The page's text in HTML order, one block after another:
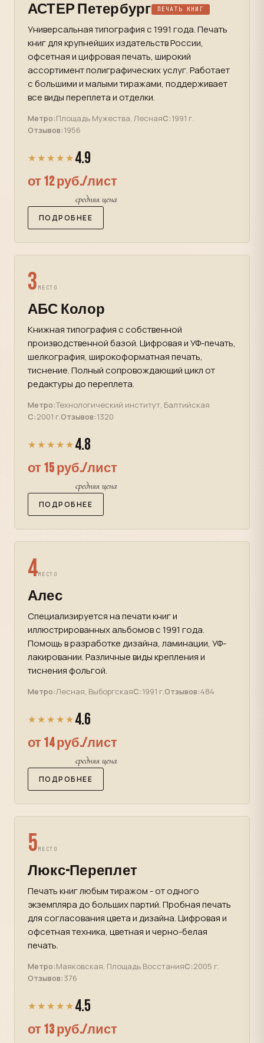
АСТЕР Петербург ПЕЧАТЬ КНИГ
Универсальная типография с 1991 года. Печать
книг для крупнейших издательств России,
офсетная и цифровая печать, широкий
ассортимент полиграфических услуг. Работает
с большими и малыми тиражами, поддерживает
все виды переплета и отделки.
Метро:Площадь Мужества, ЛеснаяС:1991 г.
Отзывов:1956
★★★★★ 4.9
от 12 руб./лист
средняя цена
ПОДРОБНЕЕ
3 МЕСТО
АБС Колор
Книжная типография с собственной
производственной базой. Цифровая и УФ-печать,
шелкография, широкоформатная печать,
тиснение. Полный сопровождающий цикл от
редактуры до переплета.
Метро:Технологический институт, Балтийская
С:2001 г.Отзывов:1320
★★★★★ 4.8
от 15 руб./лист
средняя цена
ПОДРОБНЕЕ
4МЕСТО
Алес
Специализируется на печати книг и
иллюстрированных альбомов с 1991 года.
Помощь в разработке дизайна, ламинации, УФ-
лакировании. Различные виды крепления и
тиснения фольгой.
Метро:Лесная, ВыборгскаяС:1991 г.Отзывов:484
★★★★★ 4.6
от 14 руб./лист
средняя цена
ПОДРОБНЕЕ
5МЕСТО
Люкс-Переплет
Печать книг любым тиражом - от одного
экземпляра до больших партий. Пробная печать
для согласования цвета и дизайна. Цифровая и
офсетная техника, цветная и черно-белая
печать.
Метро:Маяковская, Площадь ВосстанияС:2005 г.
Отзывов:376
★★★★★ 4.5
от 13 руб./лист